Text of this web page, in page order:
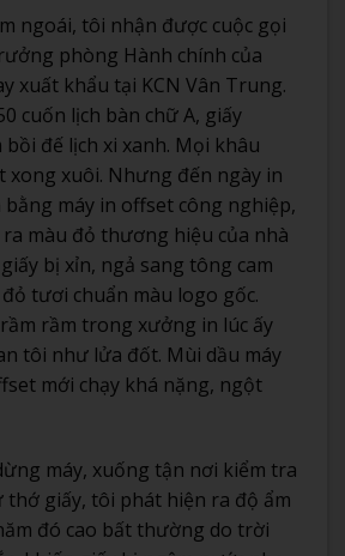
ngoái, tôi nhận được cuộc gọi
phòng Hành chính của
xuất khẩu tại KCN Vân Trung.
cuốn lịch bàn chữ A, giấy
bồi đế lịch xi xanh. Mọi khâu
xong xuôi. Nhưng đến ngày in
máy in offset công nghiệp,
màu đỏ thương hiệu của nhà
bị xỉn, ngả sang tông cam
tươi chuẩn màu logo gốc.
rầm trong xưởng in lúc ấy
tôi như lửa đốt. Mùi dầu máy
mới chạy khá nặng, ngột
máy, xuống tận nơi kiểm tra
thớ giấy, tôi phát hiện ra độ ẩm
đó cao bất thường do trời